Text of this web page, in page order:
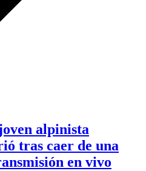
alpinista
tras caer de una
en vivo